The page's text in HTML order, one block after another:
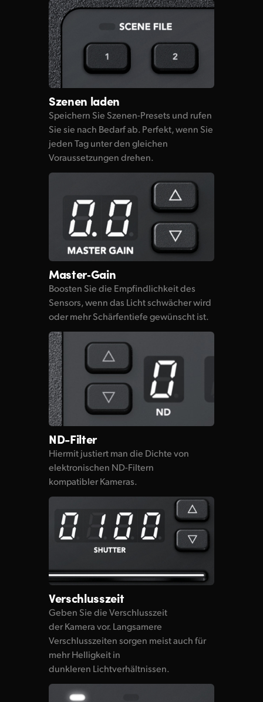
Szenen laden
Speichern Sie Szenen-Presets und rufen
Sie sie nach Bedarf ab. Perfekt, wenn Sie
jeden Tag unter den gleichen
Voraussetzungen drehen.
Master‑Gain
Boosten Sie die Empfindlichkeit des
Sensors, wenn das Licht schwächer wird
oder mehr Schärfentiefe gewünscht ist.
ND-Filter
Hiermit justiert man die Dichte von
elektronischen ND-Filtern
kompatibler Kameras.
Verschlusszeit
Geben Sie die Verschlusszeit
der Kamera vor. Langsamere
Verschlusszeiten sorgen meist auch für
mehr Helligkeit in
dunkleren Lichtverhältnissen.